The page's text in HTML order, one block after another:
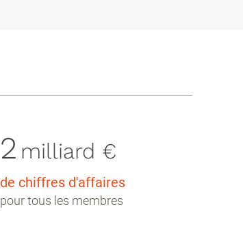
2 milliard €
de chiffres d'affaires
pour tous les membres